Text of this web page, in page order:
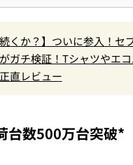
続くか？】ついに参入！セ
ガチ検証！Tシャツやエ
直レビュー
台数500万台突破